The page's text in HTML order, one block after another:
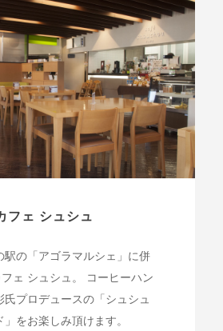
フェ シュシュ
駅の「アゴラマルシェ」に併
ェ シュシュ。 コーヒーハン
氏プロデュースの「シュシュ
」をお楽しみ頂けます。